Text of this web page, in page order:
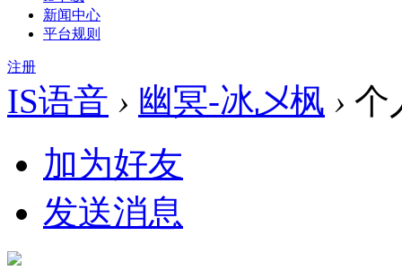
新闻中心
平台规则
注册
IS语音 › 幽冥-冰乄枫 › 个
加为好友
发送消息